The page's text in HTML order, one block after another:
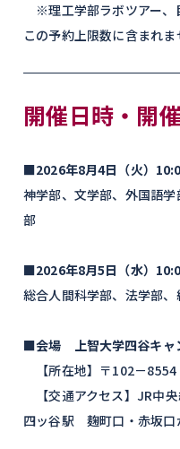
※理工学部ラボツアー、
この予約上限数に含まれま
開催日時・開
■2026年8月4日（火）
神学部、文学部、外国語
部
■2026年8月5日（水）
総合人間科学部、法学部
■会場 上智大学四谷キャ
【所在地】〒102－
【交通アクセス】JR中
四ッ谷駅 麹町口・赤坂口